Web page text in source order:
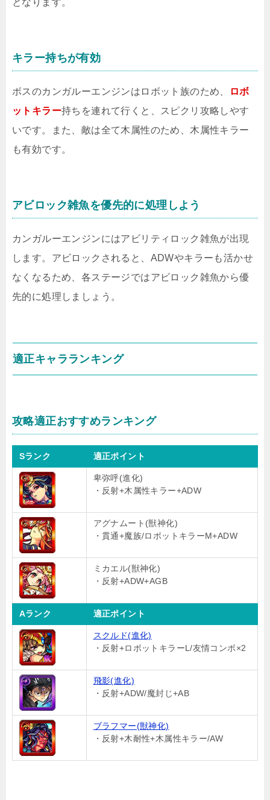
となります。
キラー持ちが有効
ボスのカンガルーエンジンはロボット族のため、
ロボ
ットキラー持ちを連れて行くと、スピクリ攻略しやす
いです。また、敵は全て木属性のため、木属性キラー
も有効です。
アビロック雑魚を優先的に処理しよう
カンガルーエンジンにはアビリティロック雑魚が出現
します。アビロックされると、ADWやキラーも活かせ
なくなるため、各ステージではアビロック雑魚から優
先的に処理しましょう。
適正キャラランキング
攻略適正おすすめランキング
Sランク 適正ポイント
卑弥呼(進化)
・反射+木属性キラー+ADW
アグナムート(獣神化)
・貫通+魔族/ロボットキラーM+ADW
ミカエル(獣神化)
・反射+ADW+AGB
Aランク 適正ポイント
スクルド(進化)
・反射+ロボットキラーL/友情コンボ×2
飛影(進化)
・反射+ADW/魔封じ+AB
ブラフマー(獣神化)
・反射+木耐性+木属性キラー/AW